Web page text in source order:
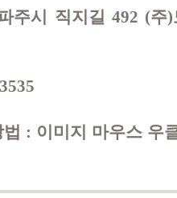
주시 직지길 492 (주
: 이미지 마우스 우